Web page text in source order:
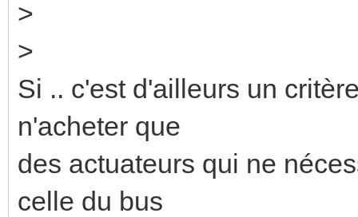
>
>
Si .. c'est d'ailleurs un
n'acheter que
des actuateurs qui ne
celle du bus